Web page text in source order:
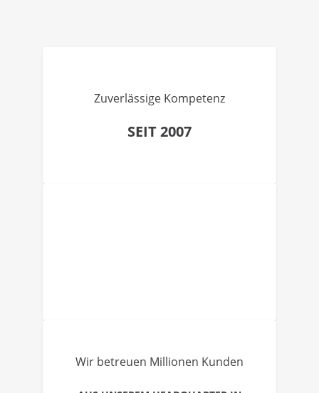
Zuverlässige Kompetenz
SEIT 2007
Wir betreuen Millionen Kunden